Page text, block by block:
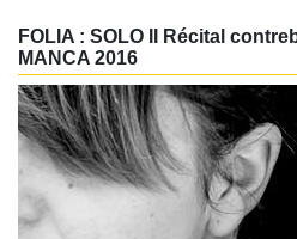
FOLIA : SOLO II Récital
MANCA 2016